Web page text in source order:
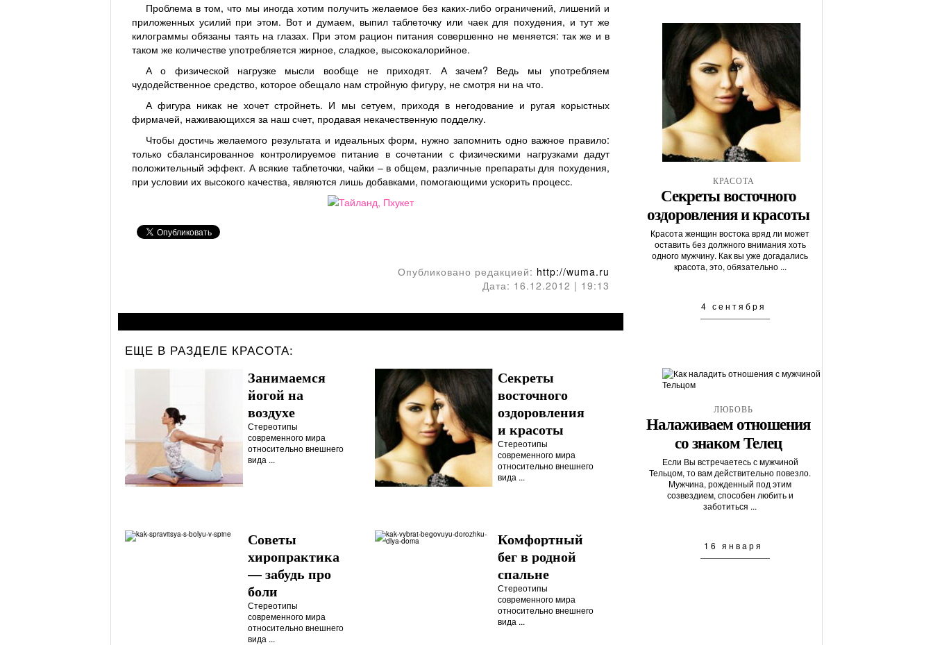
Проблема в том, что мы иногда хотим получить желаемое без каких-либо ограничений, лишений и
приложенных усилий при этом. Вот и думаем, выпил таблеточку или чаек для похудения, и тут же
килограммы обязаны таять на глазах. При этом рацион питания совершенно не меняется: так же и в
таком же количестве употребляется жирное, сладкое, высококалорийное.
А о физической нагрузке мысли вообще не приходят. А зачем? Ведь мы употребляем
чудодейственное средство, которое обещало нам стройную фигуру, не смотря ни на что.
А фигура никак не хочет стройнеть. И мы сетуем, приходя в негодование и ругая корыстных
фирмачей, наживающихся за наш счет, продавая некачественную подделку.
Чтобы достичь желаемого результата и идеальных форм, нужно запомнить одно важное правило:
только сбалансированное контролируемое питание в сочетании с физическими нагрузками дадут
положительный эффект. А всякие таблеточки, чайки – в общем, различные препараты для похудения,
при условии их высокого качества, являются лишь добавками, помогающими ускорить процесс.
Опубликовано редакцией: http://wuma.ru
Дата: 16.12.2012 | 19:13
ЕЩЕ В РАЗДЕЛЕ КРАСОТА:
Занимаемся
йогой на
воздухе
Стереотипы
современного мира
относительно внешнего
вида ...
Секреты
восточного
оздоровления
и красоты
Стереотипы
современного мира
относительно внешнего
вида ...
Советы
хиропрактика
— забудь про
боли
Стереотипы
современного мира
относительно внешнего
вида ...
Комфортный
бег в родной
спальне
Стереотипы
современного мира
относительно внешнего
вида ...
КРАСОТА
Секреты восточного
оздоровления и красоты
Красота женщин востока вряд ли может
оставить без должного внимания хоть
одного мужчину. Как вы уже догадались
красота, это, обязательно ...
4 сентября
ЛЮБОВЬ
Налаживаем отношения
со знаком Телец
Если Вы встречаетесь с мужчиной
Тельцом, то вам действительно повезло.
Мужчина, рожденный под этим
созвездием, способен любить и
заботиться ...
16 января